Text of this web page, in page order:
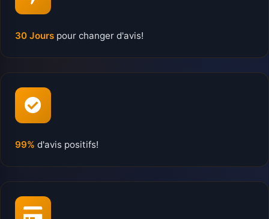
30 Jours pour changer d'avis!
99% d'avis positifs!